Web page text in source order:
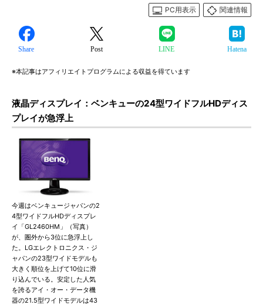
PC用表示
関連情報
Share Post LINE Hatena
※本記事はアフィリエイトプログラムによる収益を得ています
液晶ディスプレイ：ベンキューの24型ワイドフルHDディス
プレイが急浮上
今週はベンキュージャパンの2
4型ワイドフルHDディスプレ
イ「GL2460HM」（写真）
が、圏外から3位に急浮上し
た。LGエレクトロニクス・ジ
ャパンの23型ワイドモデルも
大きく順位を上げて10位に滑
り込んでいる。安定した人気
を誇るアイ・オー・データ機
器の21.5型ワイドモデルは43